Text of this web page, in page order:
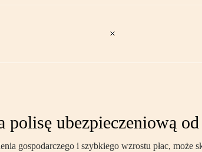
ubezpieczeniową
gospodarczego i szybkiego wzrostu płac,